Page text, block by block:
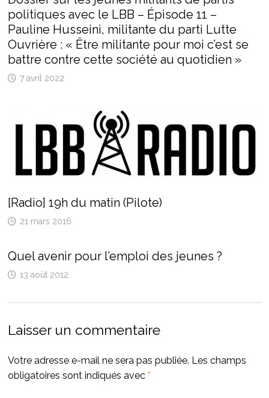
politiques avec le LBB – Épisode 11 –
Pauline Husseini, militante du parti Lutte
Ouvrière : « Être militante pour moi c’est se
battre contre cette société au quotidien »
7 avril 2022
[Radio] 19h du matin (Pilote)
21 mars 2016
Quel avenir pour l’emploi des jeunes ?
13 août 2012
Laisser un commentaire
Votre adresse e-mail ne sera pas publiée. Les champs
obligatoires sont indiqués avec *